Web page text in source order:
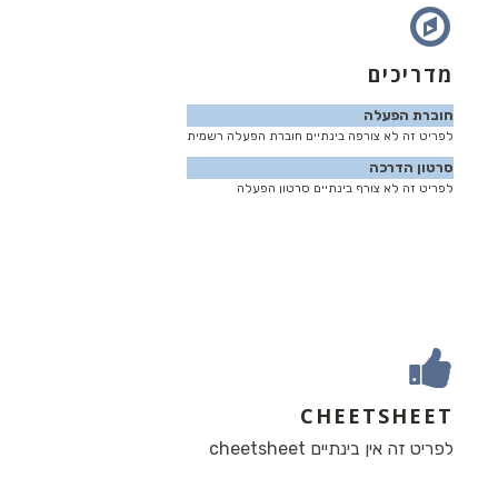
מדריכים
חוברת הפעלה
לפריט זה לא צורפה בינתיים חוברת הפעלה רשמית
סרטון הדרכה
לפריט זה לא צורף בינתיים סרטון הפעלה
CHEETSHEET
לפריט זה אין בינתיים cheetsheet